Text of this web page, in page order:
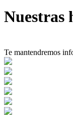
Nuestras
Te mantendremos